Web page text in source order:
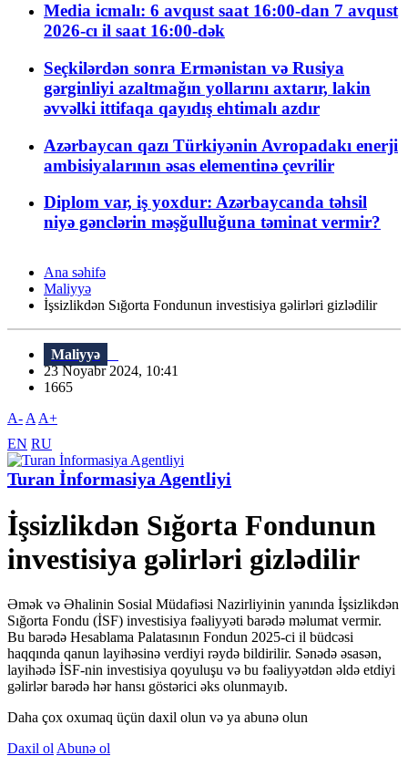
Media icmalı: 6 avqust saat 16:00-dan 7 avqust
2026-cı il saat 16:00-dək
Seçkilərdən sonra Ermənistan və Rusiya
gərginliyi azaltmağın yollarını axtarır, lakin
əvvəlki ittifaqa qayıdış ehtimalı azdır
Azərbaycan qazı Türkiyənin Avropadakı enerji
ambisiyalarının əsas elementinə çevrilir
Diplom var, iş yoxdur: Azərbaycanda təhsil
niyə gənclərin məşğulluğuna təminat vermir?
Ana səhifə
Maliyyə
İşsizlikdən Sığorta Fondunun investisiya gəlirləri gizlədilir
Maliyyə
23 Noyabr 2024, 10:41
1665
A- A A+
EN RU
Turan İnformasiya Agentliyi
İşsizlikdən Sığorta Fondunun
investisiya gəlirləri gizlədilir
Əmək və Əhalinin Sosial Müdafiəsi Nazirliyinin yanında İşsizlikdən
Sığorta Fondu (İSF) investisiya fəaliyyəti barədə məlumat vermir.
Bu barədə Hesablama Palatasının Fondun 2025-ci il büdcəsi
haqqında qanun layihəsinə verdiyi rəydə bildirilir. Sənədə əsasən,
layihədə İSF-nin investisiya qoyuluşu və bu fəaliyyətdən əldə etdiyi
gəlirlər barədə hər hansı göstərici əks olunmayıb.
Daha çox oxumaq üçün daxil olun və ya abunə olun
Daxil ol Abunə ol